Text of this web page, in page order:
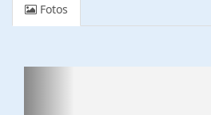
Fotos